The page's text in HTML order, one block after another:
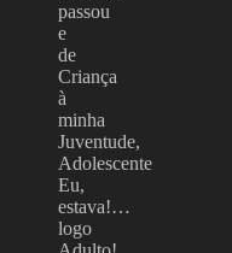
passou
e
de
Criança
à
minha
Juventude,
Adolescente
Eu,
estava!…
logo